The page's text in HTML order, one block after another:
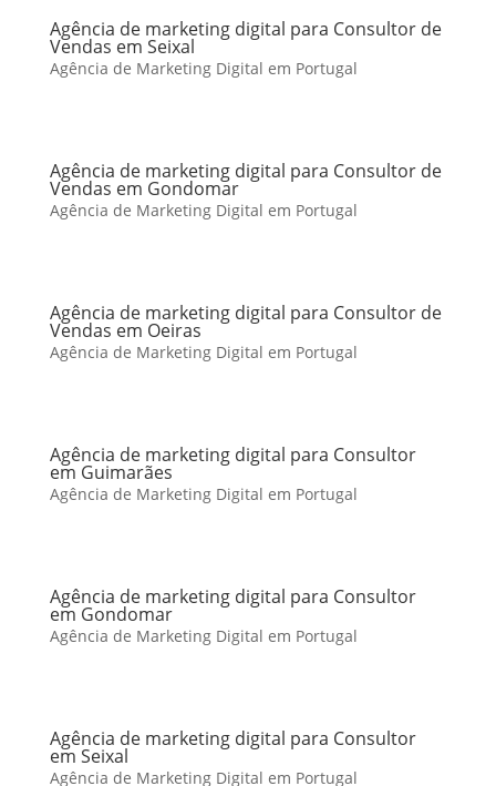
Agência de marketing digital para Consultor de
Vendas em Seixal
Agência de Marketing Digital em Portugal
Agência de marketing digital para Consultor de
Vendas em Gondomar
Agência de Marketing Digital em Portugal
Agência de marketing digital para Consultor de
Vendas em Oeiras
Agência de Marketing Digital em Portugal
Agência de marketing digital para Consultor
em Guimarães
Agência de Marketing Digital em Portugal
Agência de marketing digital para Consultor
em Gondomar
Agência de Marketing Digital em Portugal
Agência de marketing digital para Consultor
em Seixal
Agência de Marketing Digital em Portugal